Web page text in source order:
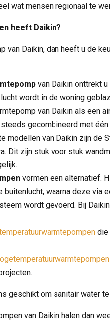
wat mensen regionaal te
heeft Daikin?
van Daikin, dan heeft u de
van Daikin onttrekt
wordt in de woning
van Daikin als een
steeds gecombineerd met
modellen van Daikin zijn de
Dit zijn stuk voor stuk
vormen een alternatief.
buitenlucht, waarna deze via
wordt gevoerd. Bij
die
geschikt om sanitair water te
van Daikin halen dan